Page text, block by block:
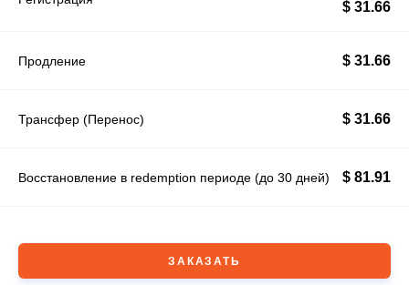
$ 31.66
Продление $ 31.66
Трансфер (Перенос) $ 31.66
Восстановление в redemption периоде (до 30 дней) $ 81.91
ЗАКАЗАТЬ